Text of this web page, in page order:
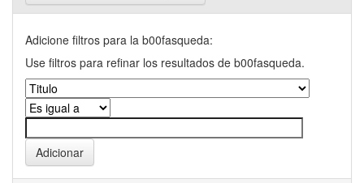
Adicione filtros para la b00fasqueda:
Use filtros para refinar los resultados de b00fasqueda.